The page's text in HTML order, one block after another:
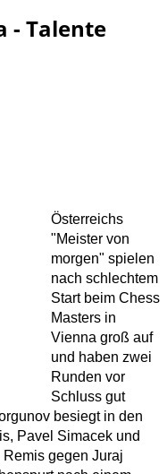
- Talente
Österreichs
"Meister von
morgen" spielen
nach schlechtem
Start beim Chess
Masters in
Vienna groß auf
und haben zwei
Runden vor
Schluss gut
besiegt in den
Pavel Simacek und
gegen Juraj